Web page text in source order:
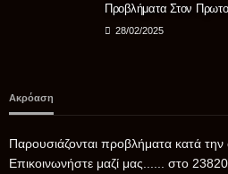
Προβλήματα Στον
28/02/2025
Ακρόαση
Παρουσιάζονται προβλήματα κατά
Επικοινωνήστε μαζί μας...... στο